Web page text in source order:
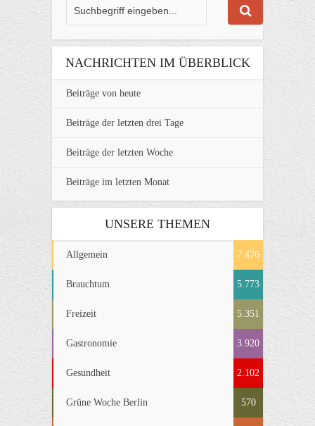
NACHRICHTEN IM ÜBERBLICK
Beiträge von heute
Beiträge der letzten drei Tage
Beiträge der letzten Woche
Beiträge im letzten Monat
UNSERE THEMEN
Allgemein 7.476
Brauchtum 5.773
Freizeit 5.351
Gastronomie 3.920
Gesundheit 2.102
Grüne Woche Berlin 570